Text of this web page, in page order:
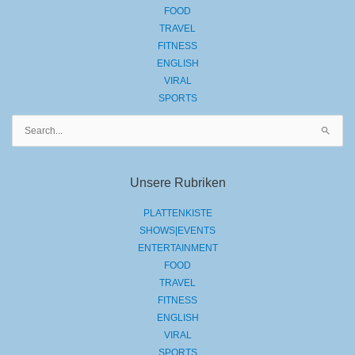
FOOD
TRAVEL
FITNESS
ENGLISH
VIRAL
SPORTS
Unsere Rubriken
PLATTENKISTE
SHOWS|EVENTS
ENTERTAINMENT
FOOD
TRAVEL
FITNESS
ENGLISH
VIRAL